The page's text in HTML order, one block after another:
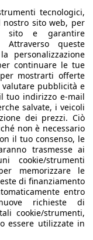
per la correttezza
Torna su
europeo.
tecnologici,
sito web, per
sito e garantire
Attraverso queste
personalizzazione
continuare le tue
mostrarti offerte
pubblicità e
tuo indirizzo e-mail
salvate, i veicoli
dei prezzi. Ciò
non è necessario
il tuo consenso, le
trasmesse ai
cookie/strumenti
memorizzare le
di finanziamento
entro
richieste di
cookie/strumenti,
essere utilizzate in